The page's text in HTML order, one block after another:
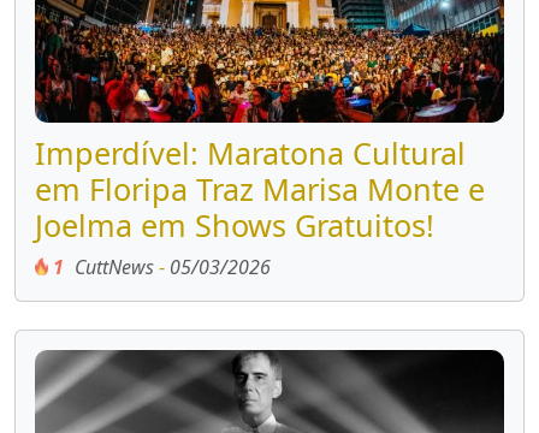
Imperdível: Maratona Cultural
em Floripa Traz Marisa Monte e
Joelma em Shows Gratuitos!
1 CuttNews- 05/03/2026